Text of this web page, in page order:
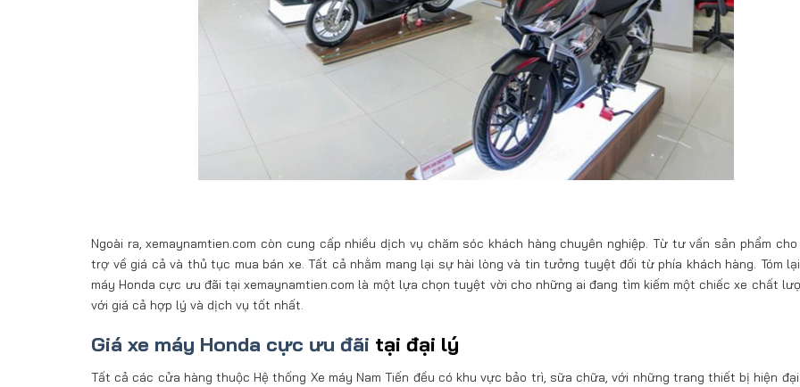
Ngoài ra, xemaynamtien.com còn cung cấp nhiều dịch vụ chăm sóc khách hàng chuyên nghiệp. Từ tư vấn sản phẩm
trợ về giá cả và thủ tục mua bán xe. Tất cả nhằm mang lại sự hài lòng và tin tưởng tuyệt đối từ phía khách hàng. Tóm
máy Honda cực ưu đãi tại xemaynamtien.com là một lựa chọn tuyệt vời cho những ai đang tìm kiếm một chiếc xe chất
với giá cả hợp lý và dịch vụ tốt nhất.
Giá xe máy Honda cực ưu đãi tại đại lý
Tất cả các cửa hàng thuộc Hệ thống Xe máy Nam Tiến đều có khu vực bảo trì, sữa chữa, với những trang thiết bị hiện